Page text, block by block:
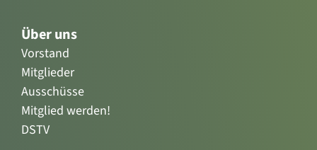
Über uns
Vorstand
Mitglieder
Ausschüsse
Mitglied werden!
DSTV